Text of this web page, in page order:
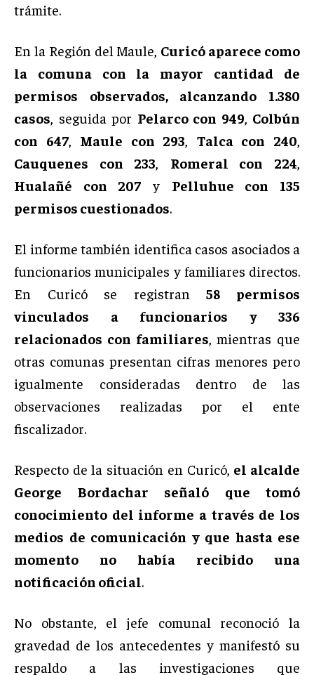
trámite.
En la Región del Maule, Curicó aparece como
la comuna con la mayor cantidad de
permisos observados, alcanzando 1.380
casos, seguida por Pelarco con 949, Colbún
con 647, Maule con 293, Talca con 240,
Cauquenes con 233, Romeral con 224,
Hualañé con 207 y Pelluhue con 135
permisos cuestionados.
El informe también identifica casos asociados a
funcionarios municipales y familiares directos.
En Curicó se registran58 permisos
vinculados a funcionarios y 336
relacionados con familiares, mientras que
otras comunas presentan cifras menores pero
igualmente consideradas dentro de las
observaciones realizadas por el ente
fiscalizador.
Respecto de la situación en Curicó, el alcalde
George Bordachar señaló que tomó
conocimiento del informe a través de los
medios de comunicación y que hasta ese
momento no había recibido una
notificación oficial.
No obstante, el jefe comunal reconoció la
gravedad de los antecedentes y manifestó su
respaldo a las investigaciones que